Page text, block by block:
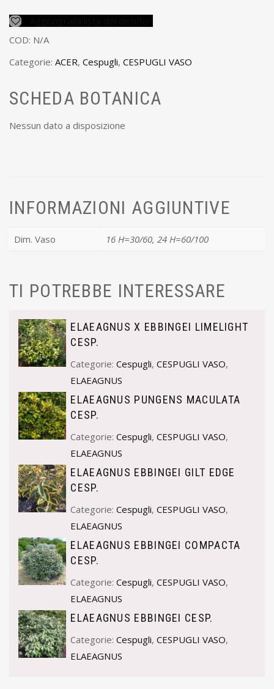
COD: N/A
Categorie: ACER, Cespugli, CESPUGLI VASO
SCHEDA BOTANICA
Nessun dato a disposizione
INFORMAZIONI AGGIUNTIVE
Dim. Vaso 16 H=30/60, 24 H=60/100
TI POTREBBE INTERESSARE
ELAEAGNUS X EBBINGEI LIMELIGHT
CESP.
Categorie:Cespugli,CESPUGLI VASO,
ELAEAGNUS
ELAEAGNUS PUNGENS MACULATA
CESP.
Categorie:Cespugli,CESPUGLI VASO,
ELAEAGNUS
ELAEAGNUS EBBINGEI GILT EDGE
CESP.
Categorie:Cespugli,CESPUGLI VASO,
ELAEAGNUS
ELAEAGNUS EBBINGEI COMPACTA
CESP.
Categorie:Cespugli,CESPUGLI VASO,
ELAEAGNUS
ELAEAGNUS EBBINGEI CESP.
Categorie:Cespugli,CESPUGLI VASO,
ELAEAGNUS